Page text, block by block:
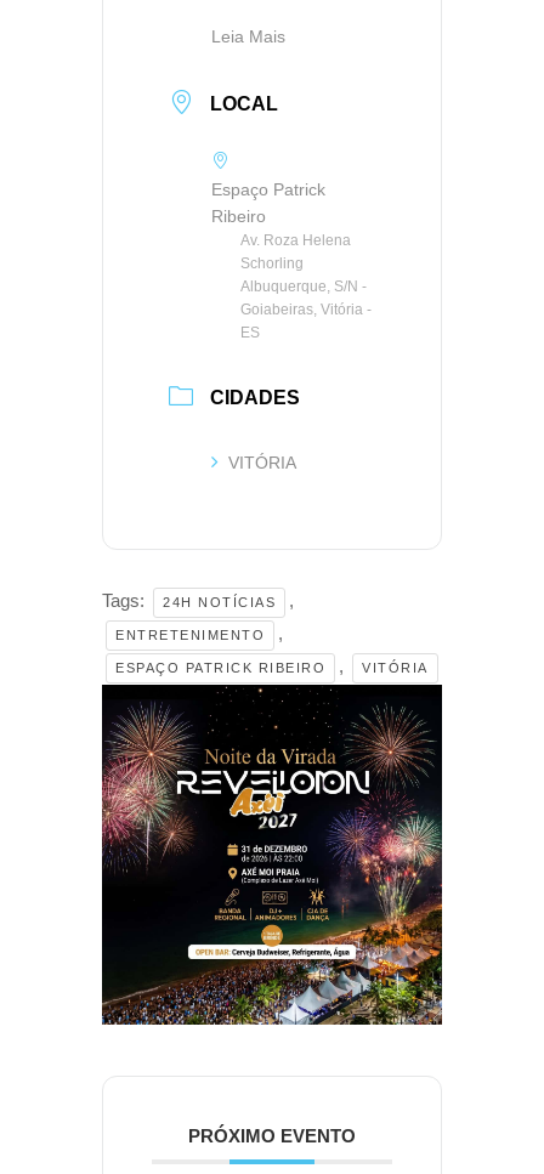
Leia Mais
LOCAL
Espaço Patrick
Ribeiro
Av. Roza Helena
Schorling
Albuquerque, S/N -
Goiabeiras, Vitória -
ES
CIDADES
VITÓRIA
Tags: 24H NOTÍCIAS ,
ENTRETENIMENTO ,
ESPAÇO PATRICK RIBEIRO , VITÓRIA
PRÓXIMO EVENTO